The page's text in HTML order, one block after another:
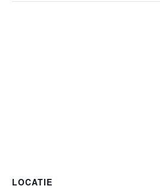
LOCATIE